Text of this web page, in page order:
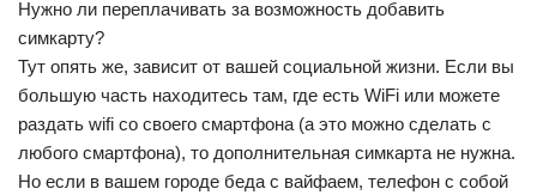
Нужно ли переплачивать за возможность добавить
симкарту?
Тут опять же, зависит от вашей социальной жизни. Если вы
большую часть находитесь там, где есть WiFi или можете
раздать wifi со своего смартфона (а это можно сделать с
любого смартфона), то дополнительная симкарта не нужна.
Но если в вашем городе беда с вайфаем, телефон с собой